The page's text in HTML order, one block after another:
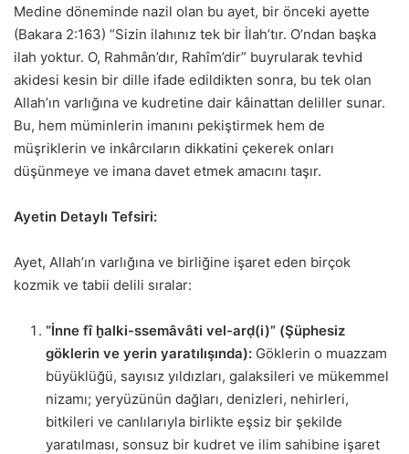
Medine döneminde nazil olan bu ayet, bir önceki ayette
(Bakara 2:163) “Sizin ilahınız tek bir İlah’tır. O’ndan başka
ilah yoktur. O, Rahmân’dır, Rahîm’dir” buyrularak tevhid
akidesi kesin bir dille ifade edildikten sonra, bu tek olan
Allah’ın varlığına ve kudretine dair kâinattan deliller sunar.
Bu, hem müminlerin imanını pekiştirmek hem de
müşriklerin ve inkârcıların dikkatini çekerek onları
düşünmeye ve imana davet etmek amacını taşır.
Ayetin Detaylı Tefsiri:
Ayet, Allah’ın varlığına ve birliğine işaret eden birçok
kozmik ve tabii delili sıralar:
“İnne fî ḫalki-ssemâvâti vel-arḍ(i)” (Şüphesiz
göklerin ve yerin yaratılışında): Göklerin o muazzam
büyüklüğü, sayısız yıldızları, galaksileri ve mükemmel
nizamı; yeryüzünün dağları, denizleri, nehirleri,
bitkileri ve canlılarıyla birlikte eşsiz bir şekilde
yaratılması, sonsuz bir kudret ve ilim sahibine işaret